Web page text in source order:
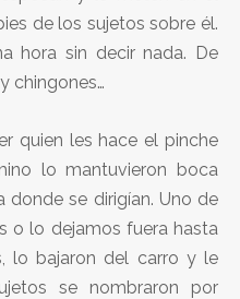
de los sujetos sobre él.
hora sin decir nada. De
chingones…
quien les hace el pinche
lo mantuvieron boca
donde se dirigían. Uno de
o lo dejamos fuera hasta
lo bajaron del carro y le
se nombraron por